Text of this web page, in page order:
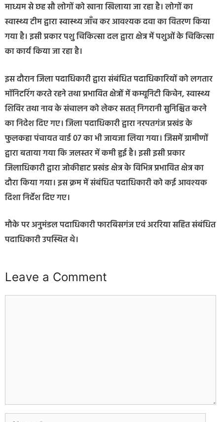
माध्यम से छह सौ लोगों को खाना खिलाया जा रहा है। लोगों का
स्वास्थ्य टीम द्वारा स्वास्थ्य जाँच कर आवश्यक दवा का वितरण किया
गया है। इसी प्रकार पशु चिकित्सा दल द्वारा क्षेत्र में पशुओं के चिकित्सा
का कार्य किया जा रहा है।
इस दौरान जिला पदाधिकारी द्वारा संबंधित पदाधिकारियों को लगतार
माॅनिटरिंग करते रहने तथा प्रभावित क्षेत्रों में कम्यूनिटी किचेन, स्वास्थ्य
शिविर तथा नाव के संचालन को लेकर सतत् निगरानी सुनिश्चित करने
का निदेश दिए गए। जिला पदाधिकारी द्वारा नरपतगंज प्रखंड के
फुलकहा पंचायत वार्ड 07 का भी जायजा लिया गया। जिसमें ग्रामीणों
द्वारा बताया गया कि जलस्तर में कमी हुई है। इसी इसी प्रकार
जिलाधिकारी द्वारा जोकीहाट प्रखंड क्षेत्र के विभिन्न प्रभावित क्षेत्र का
दौरा किया गया। इस क्रम में संबंधित पदाधिकारी को कई आवश्यक
दिशा निर्देश दिए गए।
मौके पर अनुमंडल पदाधिकारी फारबिसगंज एवं अररिया सहित संबंधित
पदाधिकारी उपस्थित थे।
Leave a Comment